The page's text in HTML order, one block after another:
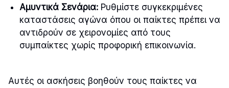
Αμυντικά Σενάρια: Ρυθμίστε συγκεκριμένες
καταστάσεις αγώνα όπου οι παίκτες πρέπει να
αντιδρούν σε χειρονομίες από τους
συμπαίκτες χωρίς προφορική επικοινωνία.
Αυτές οι ασκήσεις βοηθούν τους παίκτες να